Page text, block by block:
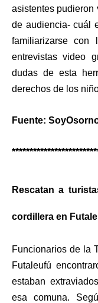
asistentes pudieron
de audiencia- cuál
familiarizarse
entrevistas video
dudas de esta
derechos de los
Fuente:
Rescatan a
cordillera en
Funcionarios de la
Futaleufú
estaban
esa comuna.